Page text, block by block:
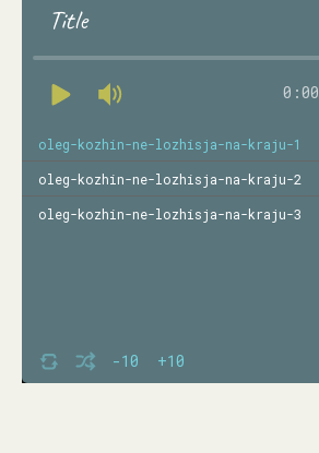
Title
0:00
-10 +10
oleg-kozhin-ne-lozhisja-na-kraju-1
oleg-kozhin-ne-lozhisja-na-kraju-2
oleg-kozhin-ne-lozhisja-na-kraju-3